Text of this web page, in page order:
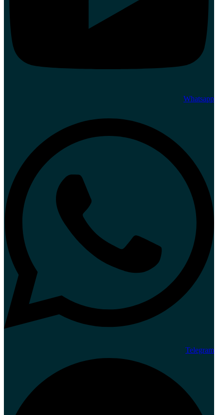
Whatsapp
Telegram